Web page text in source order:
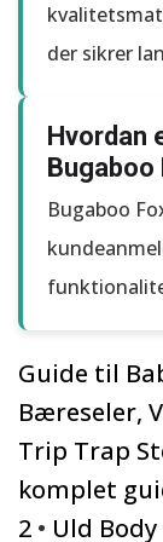
der sikrer
Hvordan
Bugaboo
Bugaboo
Guide til
Bæreseler,
Trip Trap
komplet
2 • Uld